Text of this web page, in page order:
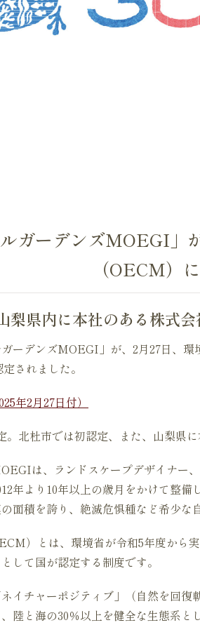
ルガーデンズMOEGI」
（OECM）
梨県内に本社のある株式
ーデンズMOEGI」が、2月27日、
されました。
年2月27日付）
。北杜市では初認定、また、山梨県
は、ランドスケープデザイナー
年より10年以上の歳月をかけて整
面積を誇り、絶滅危惧種など希少な
）とは、環境省が令和5年度か
して国が認定する制度です。
イチャーポジティブ」（自然を回
陸と海の30％以上を健全な生態系